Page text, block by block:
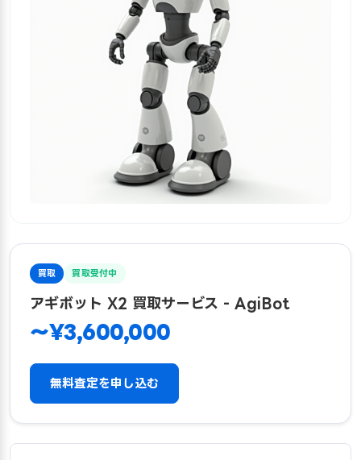
買取 買取受付中
アギボット X2 買取サービス - AgiBot
〜¥3,600,000
無料査定を申し込む